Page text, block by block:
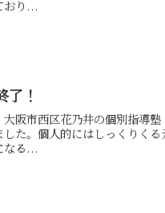
おり...
了！
大阪市西区花乃井の個別指導
した。個人的にはしっくりく
なる...